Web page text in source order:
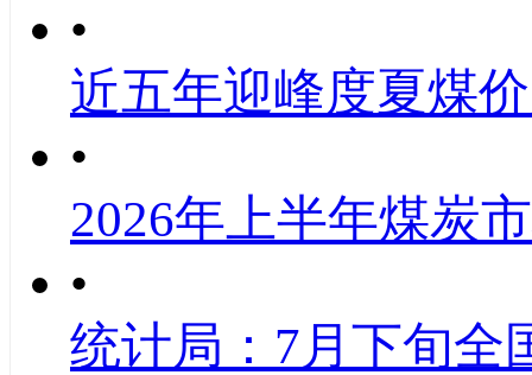
•
近五年迎峰度夏煤
•
2026年上半年煤炭
•
统计局：7月下旬全